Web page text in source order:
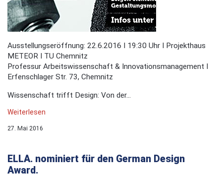
Ausstellungseröffnung: 22.6.2016 I 19:30 Uhr I Projekthaus
METEOR I TU Chemnitz
Professur Arbeitswissenschaft & Innovationsmanagement I
Erfenschlager Str. 73, Chemnitz
Wissenschaft trifft Design: Von der...
Weiterlesen
27. Mai 2016
ELLA. nominiert für den German Design
Award.